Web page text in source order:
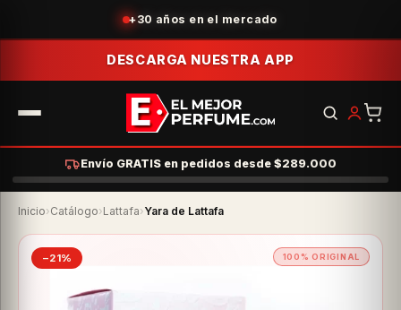
Acumula puntos con tus compras
DESCARGA NUESTRA APP
Envío GRATIS en pedidos desde $289.000
Inicio›Catálogo›Lattafa›Yara de Lattafa
−21% 100% ORIGINAL